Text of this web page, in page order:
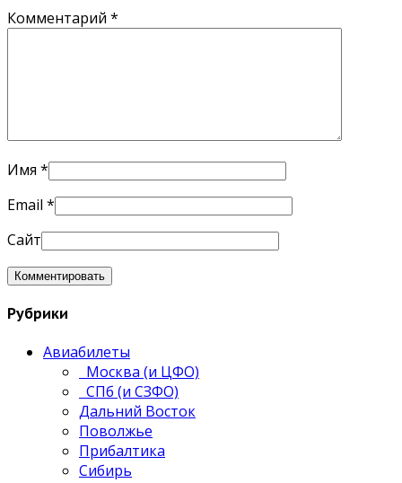
Комментарий *
Имя *
Email *
Сайт
Рубрики
Авиабилеты
Москва (и ЦФО)
СПб (и СЗФО)
Дальний Восток
Поволжье
Прибалтика
Сибирь